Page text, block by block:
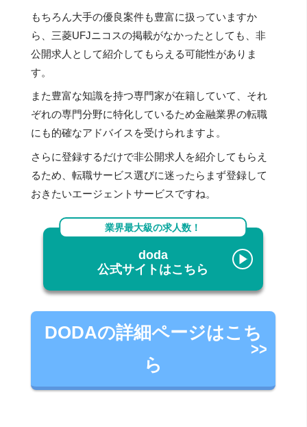
もちろん大手の優良案件も豊富に扱っていますか
ら、三菱UFJニコスの掲載がなかったとしても、非
公開求人として紹介してもらえる可能性がありま
す。
また豊富な知識を持つ専門家が在籍していて、それ
ぞれの専門分野に特化しているため金融業界の転職
にも的確なアドバイスを受けられますよ。
さらに登録するだけで非公開求人を紹介してもらえ
るため、転職サービス選びに迷ったらまず登録して
おきたいエージェントサービスですね。
業界最大級の求人数！
doda
公式サイトはこちら
DODAの詳細ページはこち
ら